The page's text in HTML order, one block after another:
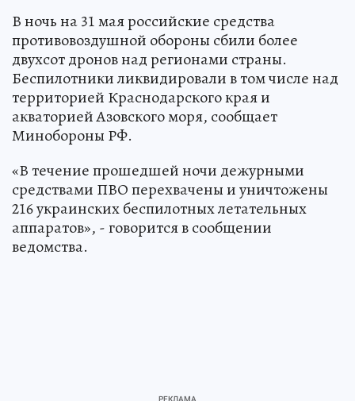
В ночь на 31 мая российские средства
противовоздушной обороны сбили более
двухсот дронов над регионами страны.
Беспилотники ликвидировали в том числе над
территорией Краснодарского края и
акваторией Азовского моря, сообщает
Минобороны РФ.
«В течение прошедшей ночи дежурными
средствами ПВО перехвачены и уничтожены
216 украинских беспилотных летательных
аппаратов», - говорится в сообщении
ведомства.